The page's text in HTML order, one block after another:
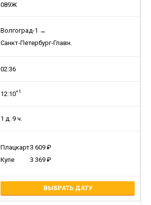
089Ж
Волгоград-1 →
Санкт-Петербург-Главн.
02:36
12:10+1
1 д. 9 ч.
Плацкарт3 609
Купе
3 369
ВЫБРАТЬ ДАТУ